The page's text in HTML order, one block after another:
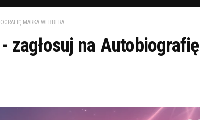
MARKA WEBBERA
zagłosuj na Autobiografię